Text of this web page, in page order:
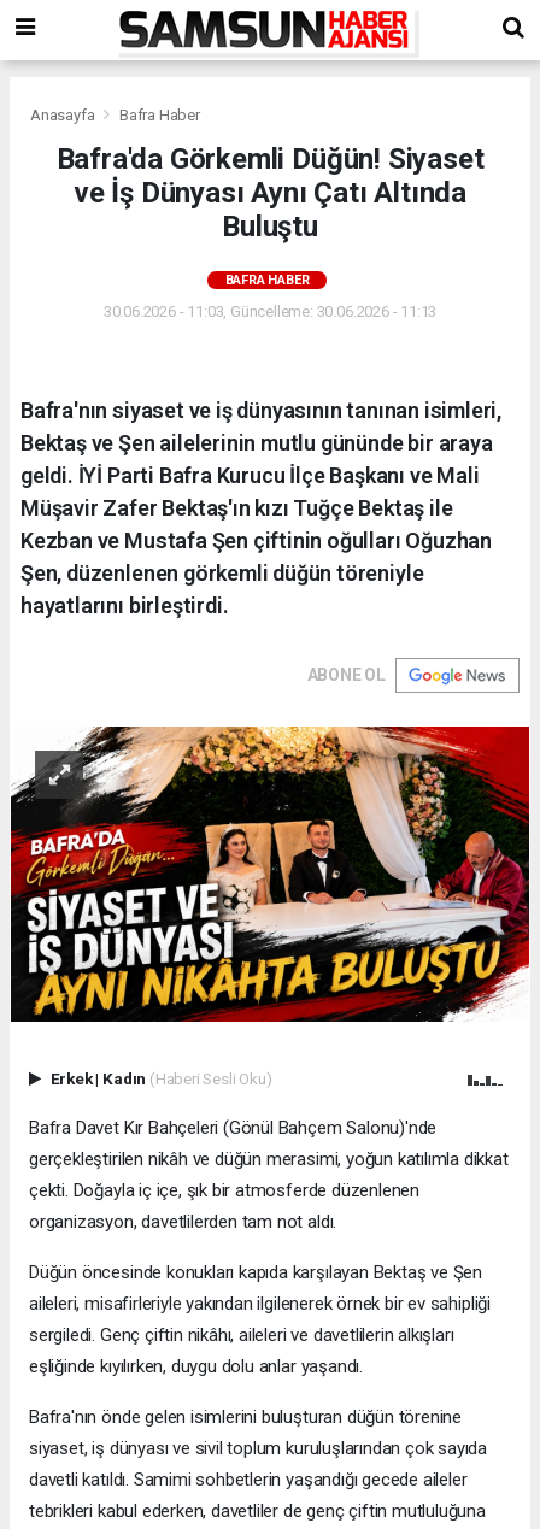
Anasayfa Bafra Haber
Bafra'da Görkemli Düğün! Siyaset
ve İş Dünyası Aynı Çatı Altında
Buluştu
BAFRA HABER
30.06.2026 - 11:03, Güncelleme: 30.06.2026 - 11:13
Bafra'nın siyaset ve iş dünyasının tanınan isimleri,
Bektaş ve Şen ailelerinin mutlu gününde bir araya
geldi. İYİ Parti Bafra Kurucu İlçe Başkanı ve Mali
Müşavir Zafer Bektaş'ın kızı Tuğçe Bektaş ile
Kezban ve Mustafa Şen çiftinin oğulları Oğuzhan
Şen, düzenlenen görkemli düğün töreniyle
hayatlarını birleştirdi.
ABONE OL
Erkek| Kadın (Haberi Sesli Oku)
Bafra Davet Kır Bahçeleri (Gönül Bahçem Salonu)'nde
gerçekleştirilen nikâh ve düğün merasimi, yoğun katılımla dikkat
çekti. Doğayla iç içe, şık bir atmosferde düzenlenen
organizasyon, davetlilerden tam not aldı.
Düğün öncesinde konukları kapıda karşılayan Bektaş ve Şen
aileleri, misafirleriyle yakından ilgilenerek örnek bir ev sahipliği
sergiledi. Genç çiftin nikâhı, aileleri ve davetlilerin alkışları
eşliğinde kıyılırken, duygu dolu anlar yaşandı.
Bafra'nın önde gelen isimlerini buluşturan düğün törenine
siyaset, iş dünyası ve sivil toplum kuruluşlarından çok sayıda
davetli katıldı. Samimi sohbetlerin yaşandığı gecede aileler
tebrikleri kabul ederken, davetliler de genç çiftin mutluluğuna